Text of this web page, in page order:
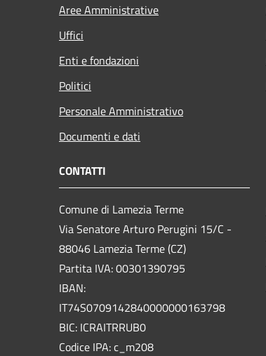
Aree Amministrative
Uffici
Enti e fondazioni
Politici
Personale Amministrativo
Documenti e dati
CONTATTI
Comune di Lamezia Terme
Via Senatore Arturo Perugini 15/C -
88046 Lamezia Terme (CZ)
Partita IVA: 00301390795
IBAN:
IT74S0709142840000000163798
BIC: ICRAITRRUB0
Codice IPA: c_m208